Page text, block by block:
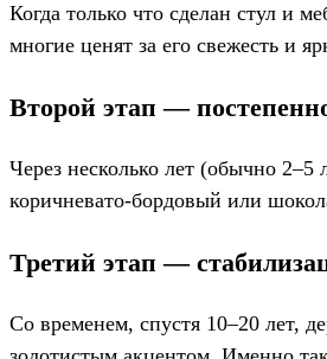
Когда только что сделан стул и
многие ценят за его свежесть и
Второй этап —
Через несколько лет (обычно
коричневато-бордовый или
Третий этап —
Со временем, спустя 10–20 лет,